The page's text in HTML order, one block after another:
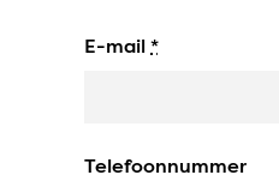
E-mail *
Telefoonnummer